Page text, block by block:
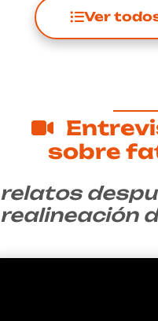
Ver
sobre
relatos
realineación